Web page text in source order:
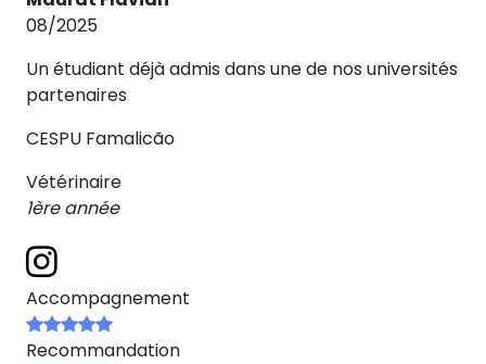
08/2025
Un étudiant déjà admis dans une de nos universités
partenaires
CESPU Famalicão
Vétérinaire
1ère année
Accompagnement
Recommandation